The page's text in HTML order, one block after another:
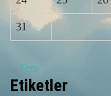
31
« Tem
Etiketler